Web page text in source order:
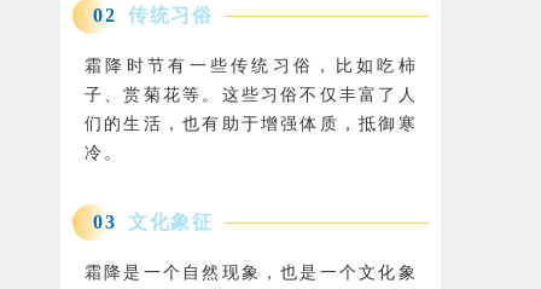
02 传统习俗
霜降时节有一些传统习俗，比如吃柿
子、赏菊花等。这些习俗不仅丰富了人
们的生活，也有助于增强体质，抵御寒
冷。
03 文化象征
霜降是一个自然现象，也是一个文化象